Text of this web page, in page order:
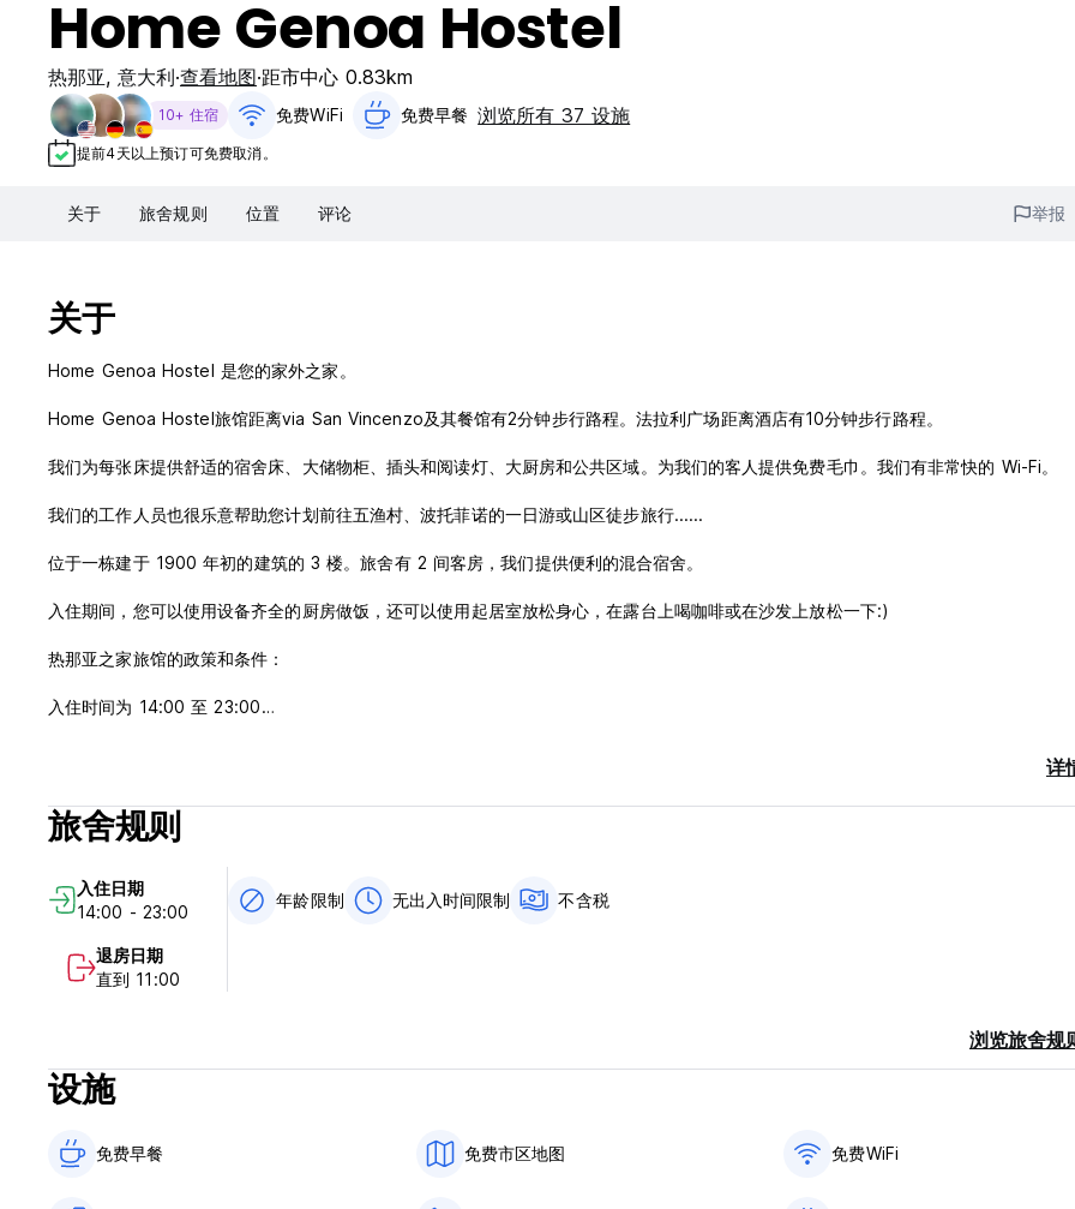
Home Genoa Hostel
热那亚, 意大利 查看地图 距市中心 0.83km
10+ 住宿 免费WiFi 免费早餐‎ 浏览所有 37 设施
提前4天以上预订可免费取消。
关于 旅舍规则 位置 评论 举报
关于
Home Genoa Hostel 是您的家外之家。
Home Genoa Hostel旅馆距离via San Vincenzo及其餐馆有2分钟步行路程。法拉利广场距离酒店有10分钟步行路程。
我们为每张床提供舒适的宿舍床、大储物柜、插头和阅读灯、大厨房和公共区域。为我们的客人提供免费毛巾。我们有非常快的 Wi-Fi。
我们的工作人员也很乐意帮助您计划前往五渔村、波托菲诺的一日游或山区徒步旅行......
位于一栋建于 1900 年初的建筑的 3 楼。旅舍有 2 间客房，我们提供便利的混合宿舍。
入住期间，您可以使用设备齐全的厨房做饭，还可以使用起居室放松身心，在露台上喝咖啡或在沙发上放松一下:)
热那亚之家旅馆的政策和条件：
入住时间为 14:00 至 23:00
抵达时使用现金、信用卡或借记卡付款。
年龄限制：最小 18 最大 45 (Auto-translated from original language)
详
旅舍规则
入住日期
14:00 - 23:00
退房日期
直到 11:00
年龄限制 无出入时间限制 不含税
浏览旅舍规
设施
免费早餐‎ 免费市区地图 免费WiFi